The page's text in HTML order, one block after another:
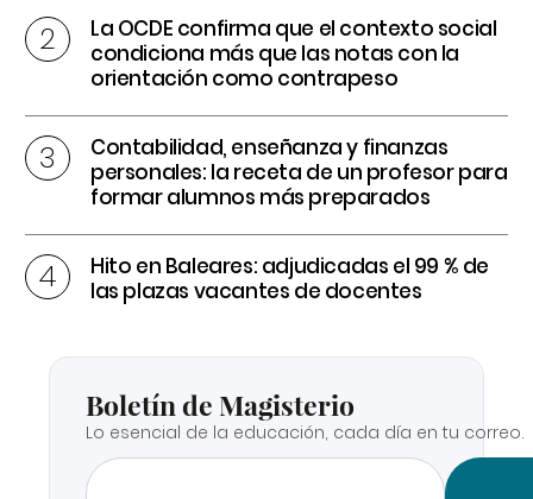
La OCDE confirma que el contexto social
condiciona más que las notas con la
orientación como contrapeso
Contabilidad, enseñanza y finanzas
personales: la receta de un profesor para
formar alumnos más preparados
Hito en Baleares: adjudicadas el 99 % de
las plazas vacantes de docentes
Boletín de Magisterio
Lo esencial de la educación, cada día en tu correo.